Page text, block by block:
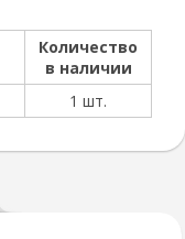
Количество
в наличии
1 шт.